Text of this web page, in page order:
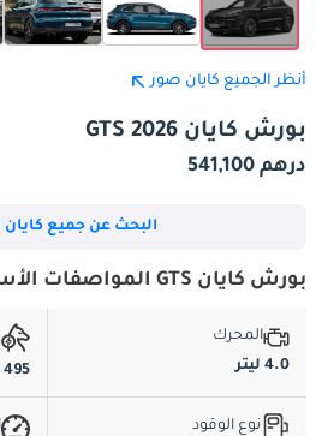
أنظر الجميع كايان صور
بورش كايان GTS 2026
درهم 541,100
البحث عن جميع كايان
بورش كايان GTS المواصفات الأساسية
المحرك
4.0 ليتر
495 حصان
نوع الوقود